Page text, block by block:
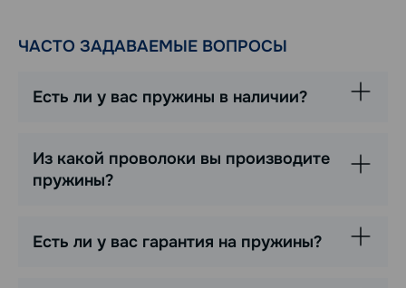
ЧАСТО ЗАДАВАЕМЫЕ ВОПРОСЫ
Есть ли у вас пружины в наличии?
Из какой проволоки вы производите
пружины?
Есть ли у вас гарантия на пружины?